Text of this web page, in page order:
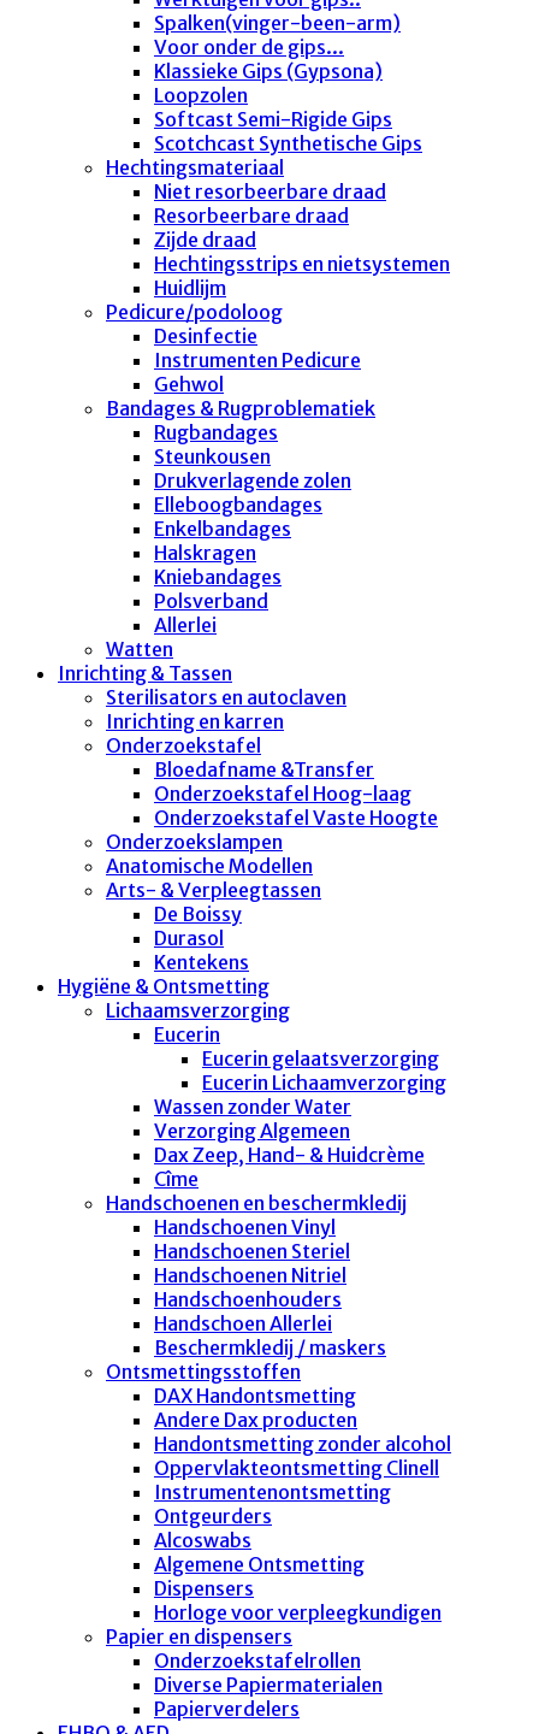
Spalken(vinger-been-arm)
Voor onder de gips...
Klassieke Gips (Gypsona)
Loopzolen
Softcast Semi-Rigide Gips
Scotchcast Synthetische Gips
Hechtingsmateriaal
Niet resorbeerbare draad
Resorbeerbare draad
Zijde draad
Hechtingsstrips en nietsystemen
Huidlijm
Pedicure/podoloog
Desinfectie
Instrumenten Pedicure
Gehwol
Bandages & Rugproblematiek
Rugbandages
Steunkousen
Drukverlagende zolen
Elleboogbandages
Enkelbandages
Halskragen
Kniebandages
Polsverband
Allerlei
Watten
Inrichting & Tassen
Sterilisators en autoclaven
Inrichting en karren
Onderzoekstafel
Bloedafname &Transfer
Onderzoekstafel Hoog-laag
Onderzoekstafel Vaste Hoogte
Onderzoekslampen
Anatomische Modellen
Arts- & Verpleegtassen
De Boissy
Durasol
Kentekens
Hygiëne & Ontsmetting
Lichaamsverzorging
Eucerin
Eucerin gelaatsverzorging
Eucerin Lichaamverzorging
Wassen zonder Water
Verzorging Algemeen
Dax Zeep, Hand- & Huidcrème
Cîme
Handschoenen en beschermkledij
Handschoenen Vinyl
Handschoenen Steriel
Handschoenen Nitriel
Handschoenhouders
Handschoen Allerlei
Beschermkledij / maskers
Ontsmettingsstoffen
DAX Handontsmetting
Andere Dax producten
Handontsmetting zonder alcohol
Oppervlakteontsmetting Clinell
Instrumentenontsmetting
Ontgeurders
Alcoswabs
Algemene Ontsmetting
Dispensers
Horloge voor verpleegkundigen
Papier en dispensers
Onderzoekstafelrollen
Diverse Papiermaterialen
Papierverdelers